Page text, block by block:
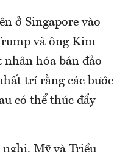
ở Singapore vào
và ông Kim
hóa bán đảo
trí rằng các bước
có thể thúc đẩy
Mỹ và Triều